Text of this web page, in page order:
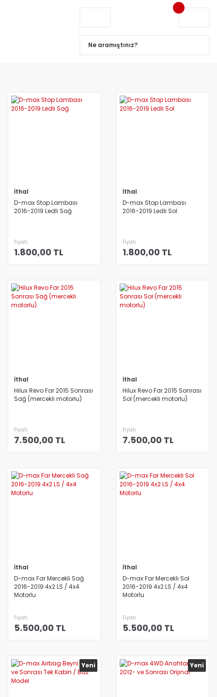
İthal
D-max Stop Lambası
2016-2019 Ledli Sağ
Fiyatı
1.800,00 TL
İthal
D-max Stop Lambası
2016-2019 Ledli Sol
Fiyatı
1.800,00 TL
İthal
Hilux Revo Far 2015 Sonrası
Sağ (mercekli motorlu)
Fiyatı
7.500,00 TL
İthal
Hilux Revo Far 2015 Sonrası
Sol (mercekli motorlu)
Fiyatı
7.500,00 TL
İthal
D-max Far Mercekli Sağ
2016-2019 4x2 LS / 4x4
Motorlu
Fiyatı
5.500,00 TL
İthal
D-max Far Mercekli Sol
2016-2019 4x2 LS / 4x4
Motorlu
Fiyatı
5.500,00 TL
Yeni Yeni